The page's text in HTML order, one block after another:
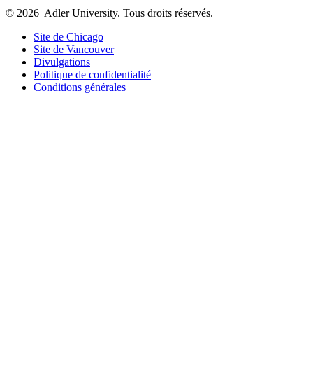
© 2026 Adler University. Tous droits réservés.
Site de Chicago
Site de Vancouver
Divulgations
Politique de confidentialité
Conditions générales